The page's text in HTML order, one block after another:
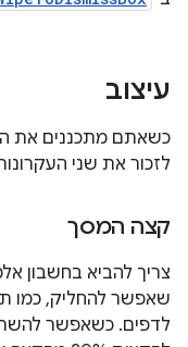
עיצוב
כשאתם מתכננים את
לזכור את שני
קצה המסך
צריך להביא בחשבון
שאפשר להחליק, כמו
לדפים. כשאפשר